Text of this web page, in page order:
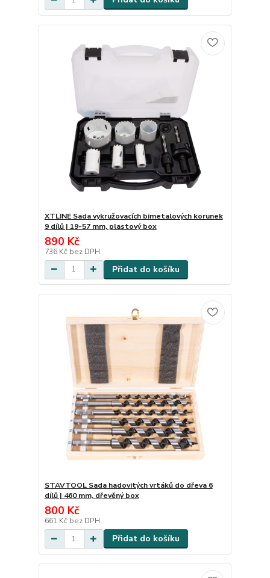
XTLINE Sada vykružovacích bimetalových korunek
9 dílů | 19-57 mm, plastový box
890 Kč
736 Kč bez DPH
Přidat do košíku
STAVTOOL Sada hadovitých vrtáků do dřeva 6
dílů | 460 mm, dřevěný box
800 Kč
661 Kč bez DPH
Přidat do košíku